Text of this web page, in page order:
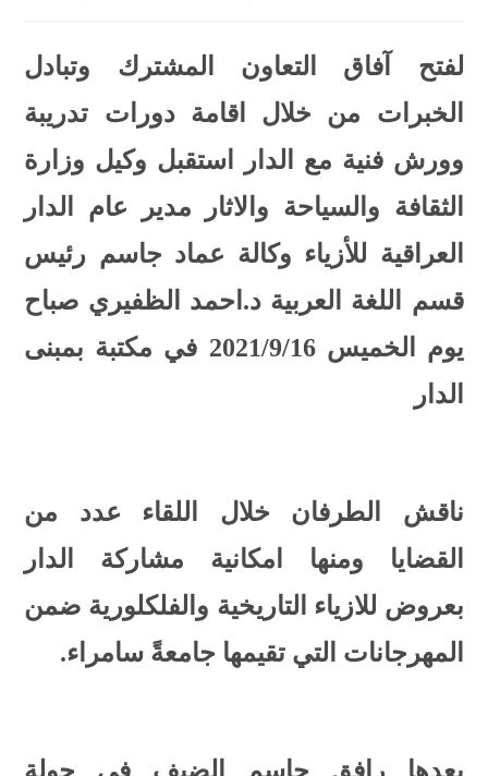
لفتح آفاق التعاون المشترك وتبادل
الخبرات من خلال اقامة دورات تدريبة
وورش فنية مع الدار استقبل وكيل وزارة
الثقافة والسياحة والاثار مدير عام الدار
العراقية للأزياء وكالة عماد جاسم رئيس
قسم اللغة العربية د.احمد الظفيري صباح
يوم الخميس 2021/9/16 في مكتبة بمبنى
الدار
ناقش الطرفان خلال اللقاء عدد من
القضايا ومنها امكانية مشاركة الدار
بعروض للازياء التاريخية والفلكلورية ضمن
المهرجانات التي تقيمها جامعةً سامراء.